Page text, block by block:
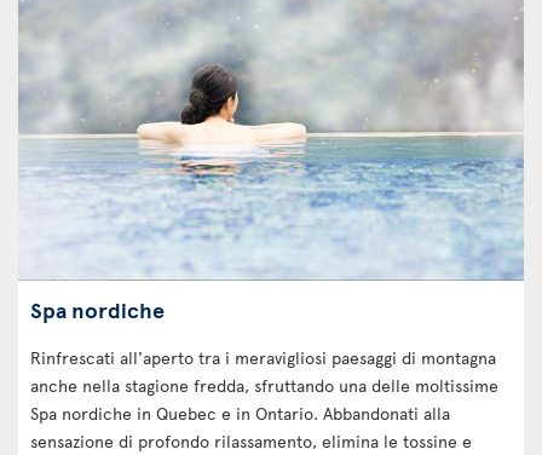
Spa nordiche
Rinfrescati all'aperto tra i meravigliosi paesaggi di montagna
anche nella stagione fredda, sfruttando una delle moltissime
Spa nordiche in Quebec e in Ontario. Abbandonati alla
sensazione di profondo rilassamento, elimina le tossine e